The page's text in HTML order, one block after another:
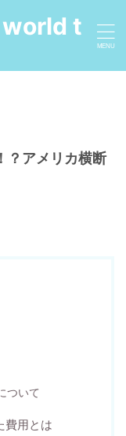
t
？アメリカ横断
ついて
費用とは